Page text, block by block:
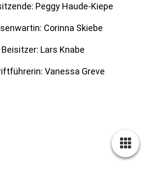
Peggy Haude-Kiepe
Corinna Skiebe
Beisitzer: Lars Knabe
Vanessa Greve